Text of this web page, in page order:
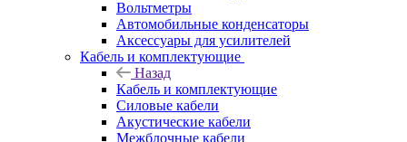
Вольтметры
Автомобильные конденсаторы
Аксессуары для усилителей
Кабель и комплектующие
Назад
Кабель и комплектующие
Силовые кабели
Акустические кабели
Межблочные кабели